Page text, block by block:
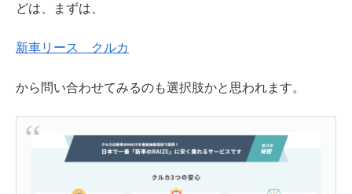
どは、まずは、
新車リース クルカ
から問い合わせてみるのも選択肢かと思われます。